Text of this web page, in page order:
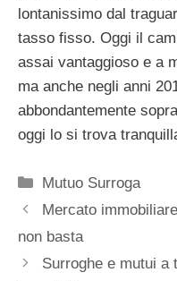
lontanissimo dal
tasso fisso. Oggi il
assai vantaggioso e a
ma anche negli anni
abbondantemente
oggi lo si trova
Categorie
Mutuo Surroga
Mercato
non basta
Surroghe e mutui a